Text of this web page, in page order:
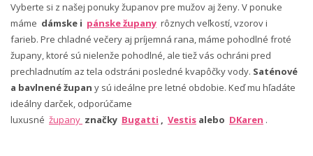
Vyberte si z našej ponuky županov pre mužov aj ženy. V ponuke
máme dámske i pánske župany rôznych veľkostí, vzorov i
farieb. Pre chladné večery aj príjemná rana, máme pohodlné froté
župany, ktoré sú nielenže pohodlné, ale tiež vás ochráni pred
prechladnutím az tela odstráni posledné kvapôčky vody. Saténové
a bavlnené župan y sú ideálne pre letné obdobie. Keď mu hľadáte
ideálny darček, odporúčame
luxusné župany značky Bugatti , Vestis alebo DKaren .